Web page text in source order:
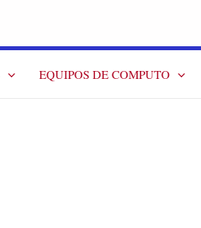
EQUIPOS DE COMPUTO